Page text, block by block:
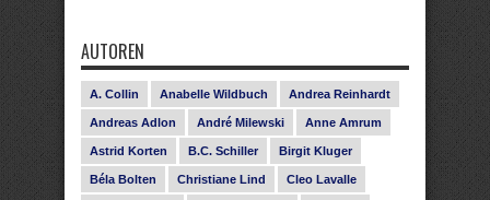
AUTOREN
A. Collin Anabelle Wildbuch Andrea Reinhardt
Andreas Adlon André Milewski Anne Amrum
Astrid Korten B.C. Schiller Birgit Kluger
Béla Bolten Christiane Lind Cleo Lavalle